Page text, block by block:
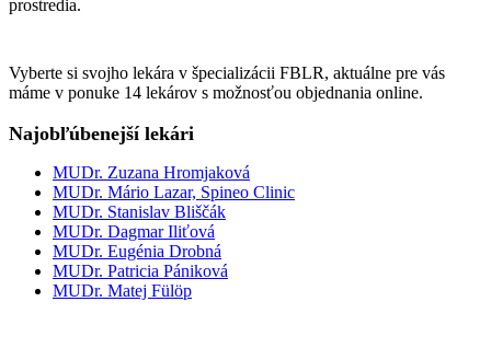
prostredia.
Vyberte si svojho lekára v špecializácii FBLR, aktuálne pre vás
máme v ponuke 14 lekárov s možnosťou objednania online.
Najobľúbenejší lekári
MUDr. Zuzana Hromjaková
MUDr. Mário Lazar, Spineo Clinic
MUDr. Stanislav Bliščák
MUDr. Dagmar Iliťová
MUDr. Eugénia Drobná
MUDr. Patricia Pániková
MUDr. Matej Fülöp